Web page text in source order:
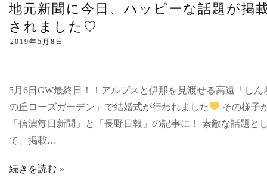
地元新聞に今日、ハッピーな話題が掲
されました♡
5月6日GW最終日！！アルプスと伊那を見渡せる高遠「しん
の丘ローズガーデン」で結婚式が行われました
その様子
「信濃毎日新聞」と「長野日報」の記事に！ 素敵な話題と
て、掲載…
続きを読む